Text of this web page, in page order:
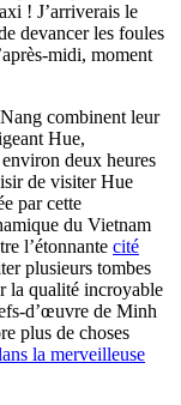
! J’arriverais le
devancer les foules
midi, moment
combinent leur
Hue,
deux heures
de visiter Hue
par cette
du Vietnam
l’étonnante cité
plusieurs tombes
la qualité incroyable
d’œuvre de Minh
plus de choses
la merveilleuse